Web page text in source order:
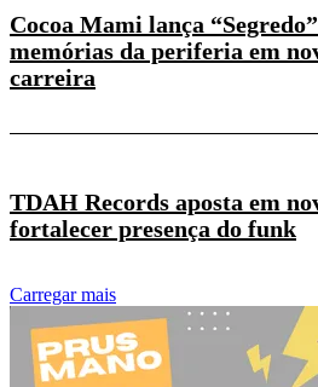
Cocoa Mami lança
memórias da periferia em
carreira
TDAH Records aposta em
fortalecer presença do funk
Carregar mais